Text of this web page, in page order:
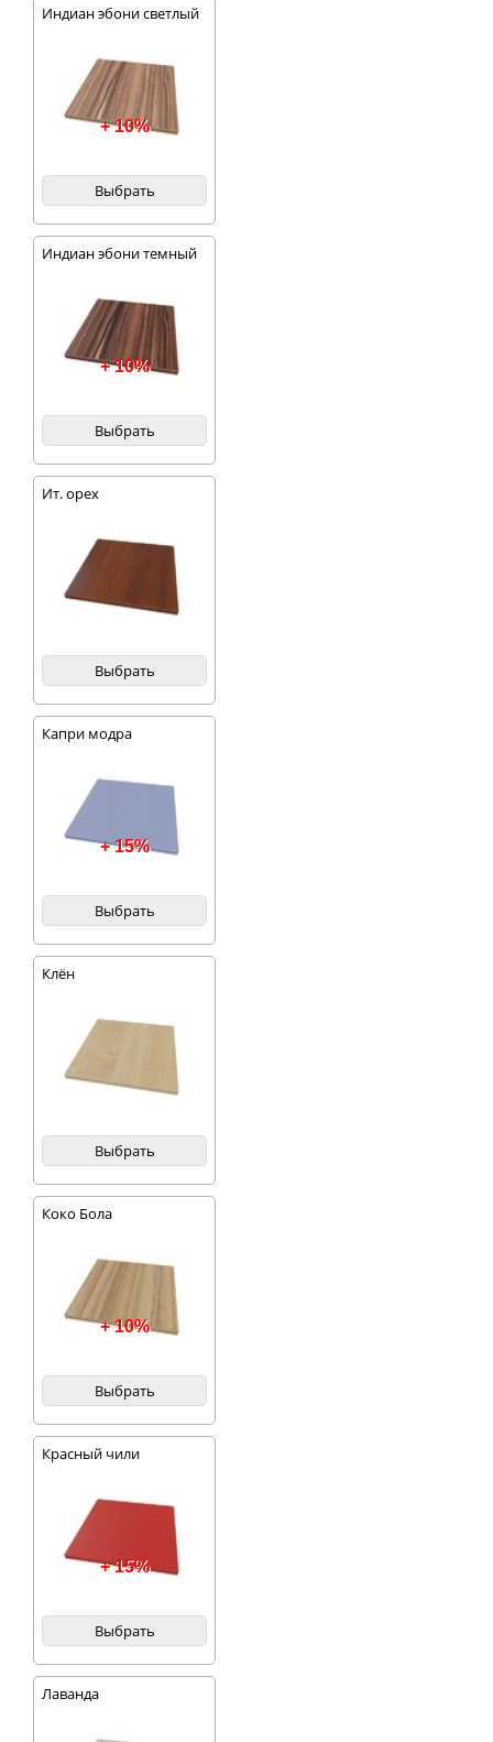
Индиан эбони светлый
+ 10%
Выбрать
Индиан эбони темный
+ 10%
Выбрать
Ит. орех
Выбрать
Капри модра
+ 15%
Выбрать
Клён
Выбрать
Коко Бола
+ 10%
Выбрать
Красный чили
+ 15%
Выбрать
Лаванда